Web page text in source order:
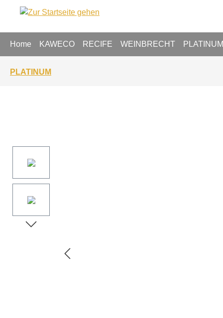
Zur Hauptnavigation springen
Home KAWECO RECIFE WEINBRECHT PLATINUM
PLATINUM